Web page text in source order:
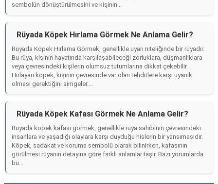
sembolün dönüştürülmesini ve kişinin...
Rüyada Köpek Hırlama Görmek Ne Anlama Gelir?
Rüyada Köpek Hırlama Görmek, genellikle uyarı niteliğinde bir rüyadır.
Bu rüya, kişinin hayatında karşılaşabileceği zorluklara, düşmanlıklara
veya çevresindeki kişilerin olumsuz tutumlarına dikkat çekebilir.
Hırlayan köpek, kişinin çevresinde var olan tehditlere karşı uyanık
olması gerektiğini simgeler....
Rüyada Köpek Kafası Görmek Ne Anlama Gelir?
Rüyada köpek kafası görmek, genellikle rüya sahibinin çevresindeki
insanlara ve yaşadığı olaylara karşı duyduğu hislerin bir yansımasıdır.
Köpek, sadakat ve koruma sembolü olarak bilinirken, kafasının
görülmesi rüyanın detayına göre farklı anlamlar taşır. Bazı yorumlarda
bu...